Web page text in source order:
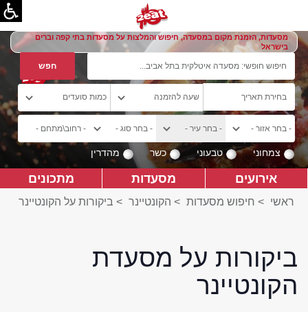
מסעדות, הזמנת מקום במסעדה, חיפוש והמלצות על מסעדות בתי קפה וברים
בישראל
צמחוני טבעוני כשר מהדרין
אירועים מסעדות מתכונים
ראשי > חיפוש מסעדות > הקונטיינר > ביקורות על הקונטיינר
ביקורות על מסעדת
הקונטיינר